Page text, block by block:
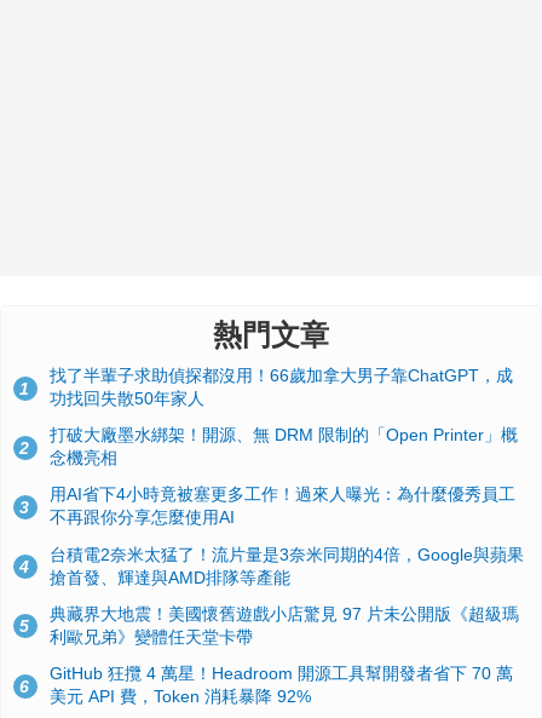
熱門文章
1
找了半輩子求助偵探都沒用！66歲加拿大男子靠ChatGPT，成
功找回失散50年家人
2
打破大廠墨水綁架！開源、無 DRM 限制的「Open Printer」概
念機亮相
3
用AI省下4小時竟被塞更多工作！過來人曝光：為什麼優秀員工
不再跟你分享怎麼使用AI
4
台積電2奈米太猛了！流片量是3奈米同期的4倍，Google與蘋果
搶首發、輝達與AMD排隊等產能
5
典藏界大地震！美國懷舊遊戲小店驚見 97 片未公開版《超級瑪
利歐兄弟》變體任天堂卡帶
6
GitHub 狂攬 4 萬星！Headroom 開源工具幫開發者省下 70 萬
美元 API 費，Token 消耗暴降 92%